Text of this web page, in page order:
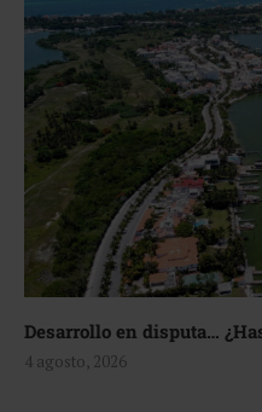
Desarrollo en disputa…
4 agosto, 2026